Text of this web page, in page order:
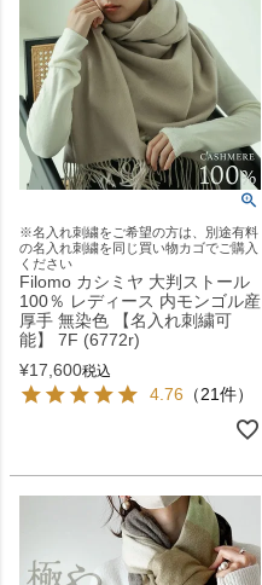
※名入れ刺繍をご希望の方は、別途有料
の名入れ刺繍を同じ買い物カゴでご購入
ください
Filomo カシミヤ 大判ストール
100％ レディース 内モンゴル産
厚手 無染色 【名入れ刺繍可
能】 7F (6772r)
¥17,600税込
4.76 （21件）